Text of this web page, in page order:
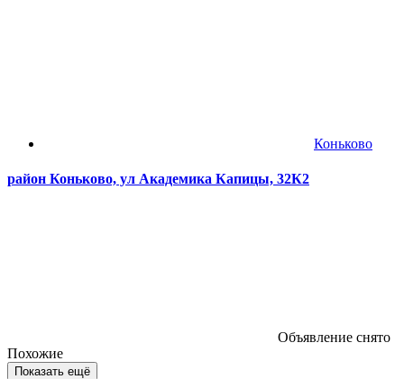
Коньково
район Коньково, ул Академика Капицы, 32К2
Объявление снято
Похожие
Показать ещё